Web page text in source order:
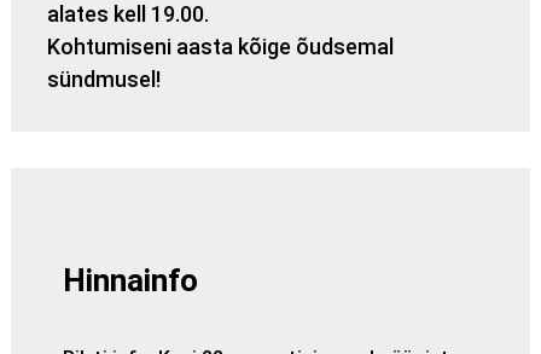
alates kell 19.00.
Kohtumiseni aasta kõige õudsemal
sündmusel!
Hinnainfo